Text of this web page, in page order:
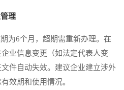
理
6个月，超期需重新办理。在
业信息变更（如法定代表人变
件自动失效。建议企业建立涉外
效期和使用情况。